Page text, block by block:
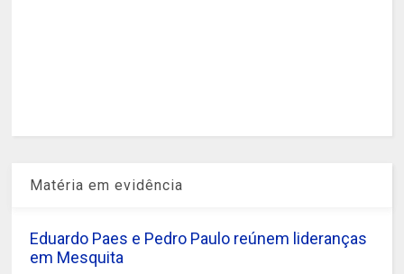
Matéria em evidência
Eduardo Paes e Pedro Paulo reúnem lideranças
em Mesquita